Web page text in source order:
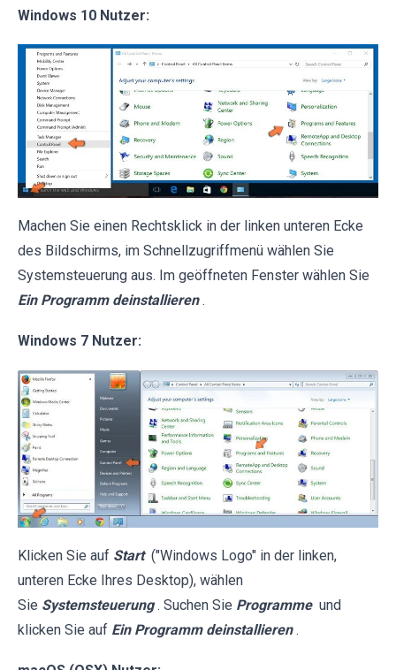
Windows 10 Nutzer:
Machen Sie einen Rechtsklick in der linken unteren Ecke
des Bildschirms, im Schnellzugriffmenü wählen Sie
Systemsteuerung aus. Im geöffneten Fenster wählen Sie
Ein Programm deinstallieren .
Windows 7 Nutzer:
Klicken Sie auf Start ("Windows Logo" in der linken,
unteren Ecke Ihres Desktop), wählen
Sie Systemsteuerung . Suchen Sie Programme und
klicken Sie auf Ein Programm deinstallieren .